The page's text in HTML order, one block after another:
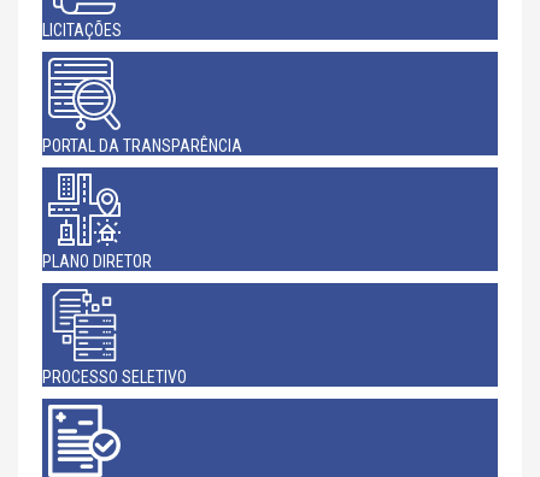
LICITAÇÕES
PORTAL DA TRANSPARÊNCIA
PLANO DIRETOR
PROCESSO SELETIVO